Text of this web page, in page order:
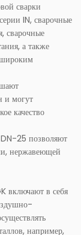
сварки
IN, сварочные
сварочные
а также
широким
и могут
качество
25 позволяют
нержавеющей
включают в себя
например,